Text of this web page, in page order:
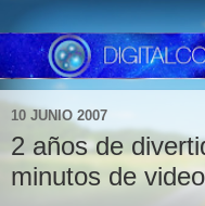
10 JUNIO 2007
2 años de
minutos de